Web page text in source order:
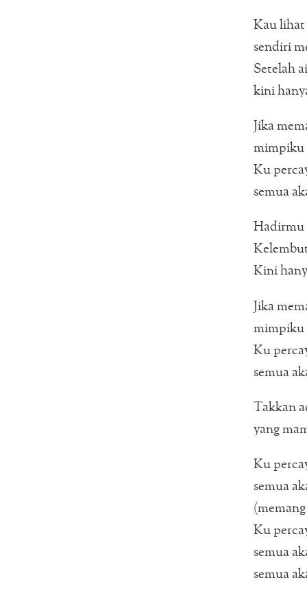
Kau lihat
sendiri
Setelah
kini
Jika
mimpiku
Ku
semua
Hadirmu
Kini
Jika
mimpiku
Ku
semua
Takkan
yang
Ku
semua
Ku
semua
semua